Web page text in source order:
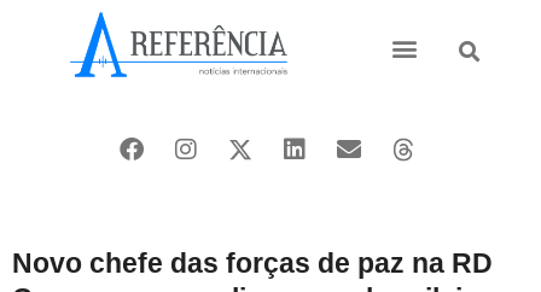
Novo chefe das forças de paz na RD